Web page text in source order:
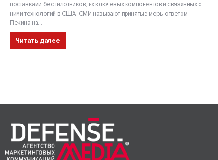
поставками беспилотников, их ключевых компонентов и связанных с
ними технологий в США. СМИ называют принятые меры ответом
Пекина на...
Читать далее